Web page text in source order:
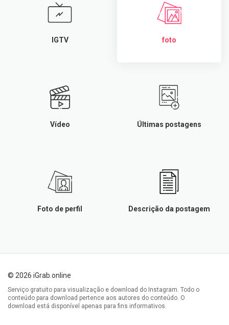
IGTV foto
Vídeo Últimas postagens
Foto de perfil Descrição da postagem
© 2026 iGrab.online
Serviço gratuito para visualização e download do Instagram. Todo o
conteúdo para download pertence aos autores do conteúdo. O
download está disponível apenas para fins informativos.